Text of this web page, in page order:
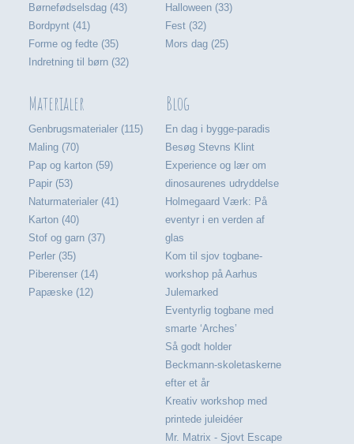
Børnefødselsdag (43)
Bordpynt (41)
Forme og fedte (35)
Indretning til børn (32)
Halloween (33)
Fest (32)
Mors dag (25)
Materialer
Genbrugsmaterialer (115)
Maling (70)
Pap og karton (59)
Papir (53)
Naturmaterialer (41)
Karton (40)
Stof og garn (37)
Perler (35)
Piberenser (14)
Papæske (12)
Blog
En dag i bygge-paradis
Besøg Stevns Klint
Experience og lær om
dinosaurenes udryddelse
Holmegaard Værk: På
eventyr i en verden af
glas
Kom til sjov togbane-
workshop på Aarhus
Julemarked
Eventyrlig togbane med
smarte ‘Arches’
Så godt holder
Beckmann-skoletaskerne
efter et år
Kreativ workshop med
printede juleidéer
Mr. Matrix - Sjovt Escape